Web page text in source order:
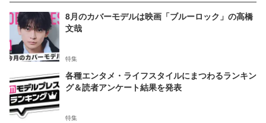
8月のカバーモデルは映画「ブルーロック」の高橋
文哉
特集
各種エンタメ・ライフスタイルにまつわるランキン
グ＆読者アンケート結果を発表
特集